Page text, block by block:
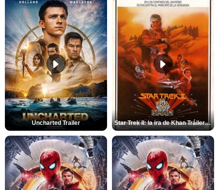
Uncharted Trailer Star Trek II: la ira de Khan Tráiler VO